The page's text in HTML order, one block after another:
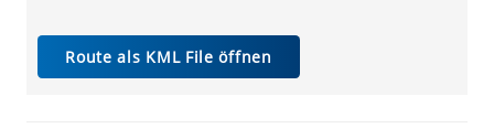
Route als KML File öffnen